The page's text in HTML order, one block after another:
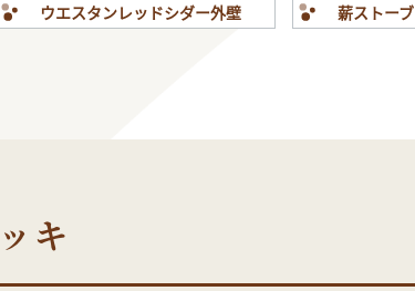
ウエスタンレッドシダー外壁
薪ストーブ
キ